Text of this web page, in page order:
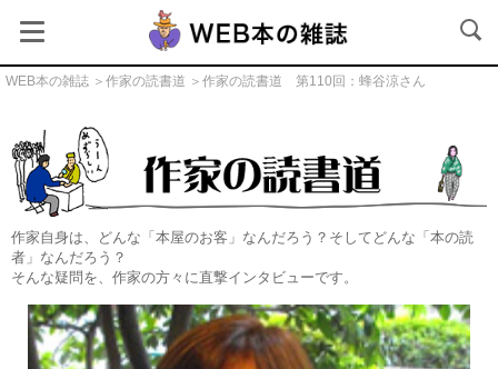
WEB本の雑誌 ＞ 作家の読書道 ＞作家の読書道 第110回：蜂谷涼さん
作家の読書道
作家自身は、どんな「本屋のお客」なんだろう？そしてどんな「本の読
者」なんだろう？
そんな疑問を、作家の方々に直撃インタビューです。